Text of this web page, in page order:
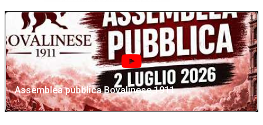
Assemblea pubblica Bovalinese 1911